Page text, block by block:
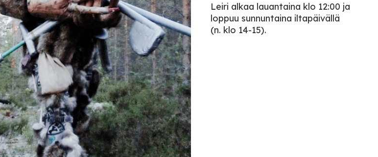
Leiri alkaa lauantaina klo 12:00 ja
loppuu sunnuntaina iltapäivällä
(n. klo 14-15).